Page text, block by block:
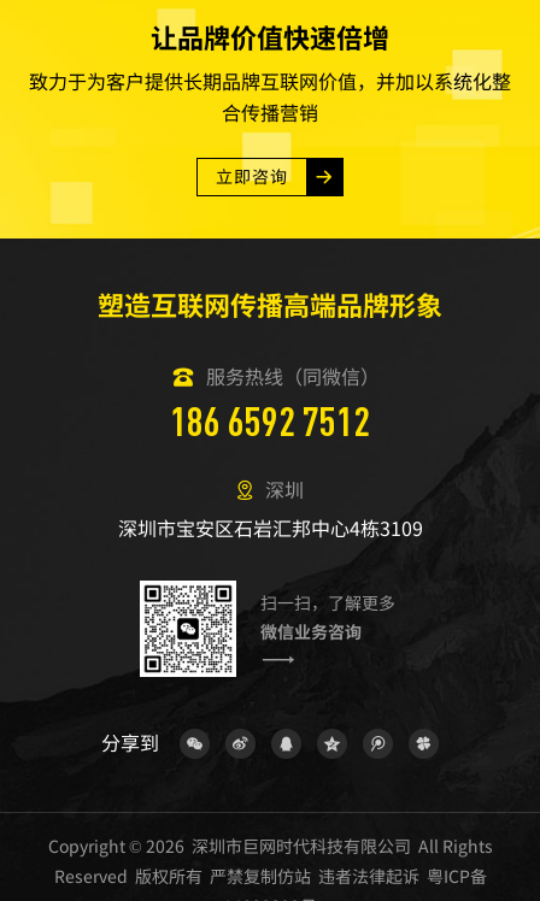
让品牌价值快速倍增
致力于为客户提供长期品牌互联网价值，并加以系统化整
合传播营销
立即咨询
塑造互联网传播高端品牌形象
服务热线（同微信）
186 6592 7512
深圳
深圳市宝安区石岩汇邦中心4栋3109
扫一扫，了解更多
微信业务咨询
分享到
Copyright © 2026 深圳市巨网时代科技有限公司 All Rights
Reserved 版权所有 严禁复制仿站 违者法律起诉 粤ICP备